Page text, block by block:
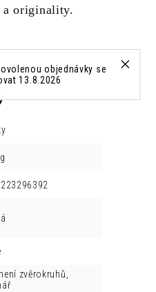
objednávky se
13.8.2026
a originality.
zvěrokruhů,